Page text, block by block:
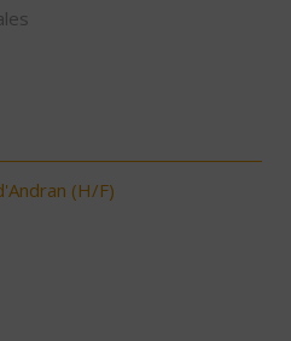
(H/F)